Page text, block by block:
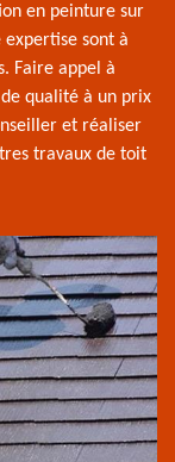
en peinture sur
sont à
Faire appel à
qualité à un prix
et réaliser
travaux de toit